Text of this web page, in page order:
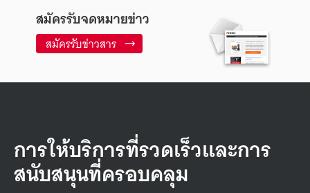
สมัครรับจดหมายข่าว
สมัครรับข่าวสาร
การให้บริการที่รวดเร็วและการ
สนับสนุนที่ครอบคลุม